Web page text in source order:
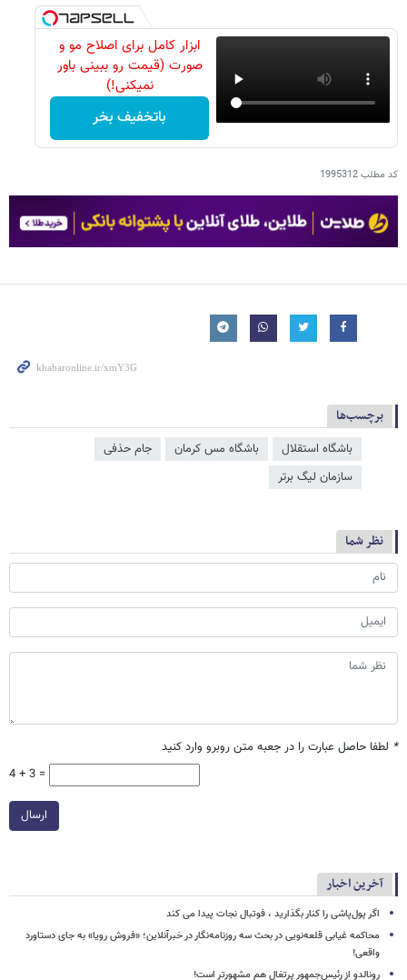
ابزار کامل برای اصلاح مو و
صورت (قیمت رو ببینی باور
نمیکنی!)
باتخفیف بخر
کد مطلب1995312
برچسب‌ها
باشگاه استقلال باشگاه مس کرمان
جام حذفی
سازمان لیگ برتر
نظر شما
* لطفا حاصل عبارت را در جعبه متن روبرو وارد کنید
4 + 3 =
ارسال
آخرین اخبار
اگر پول‌پاشی را کنار بگذارید ، فوتبال نجات پیدا می کند
محاکمه غیابی قلعه‌نویی در بحث سه روزنامه‌نگار در خبرآنلاین؛ «فروش رویا» به جای دستاورد
واقعی!
رونالدو از رئیس‌جمهور پرتغال هم مشهورتر است!